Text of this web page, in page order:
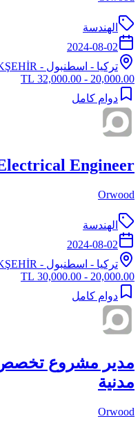
الهندسة
2024-08-02
تركيا - اسطنبول - BAŞAKŞEHİR
20,000.00 - 32,000.00 TL
دوام كامل
Engineer
Orwood
الهندسة
2024-08-02
تركيا - اسطنبول - BAŞAKŞEHİR
20,000.00 - 30,000.00 TL
دوام كامل
مدير مشروع تخصص
مدنية
Orwood